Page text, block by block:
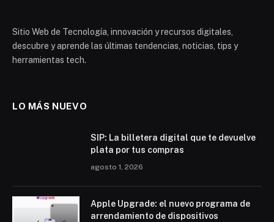
Sitio Web de Tecnología, innovación y recursos digitales,
descubre y aprende las últimas tendencias, noticias, tips y
herramientas tech.
LO MÁS NUEVO
SIP: La billetera digital que te devuelve
plata por tus compras
agosto 1, 2026
Apple Upgrade: el nuevo programa de
arrendamiento de dispositivos